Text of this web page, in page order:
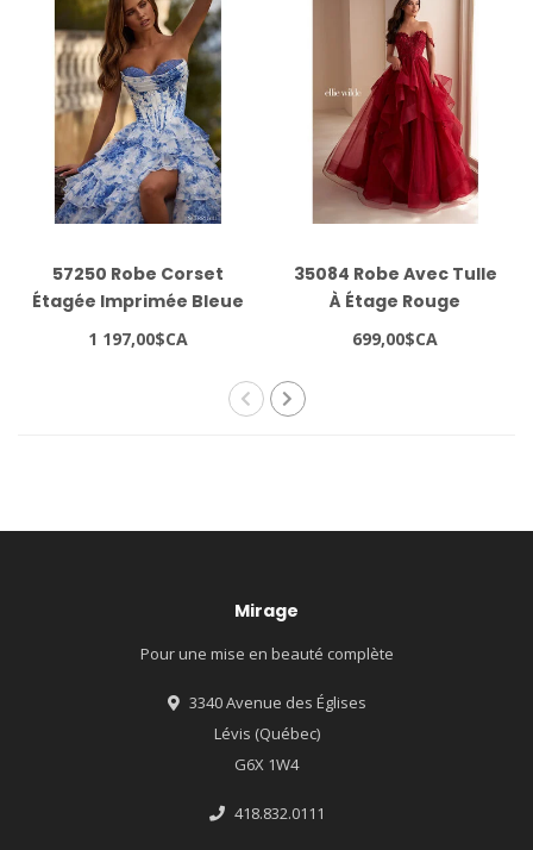
57250 Robe Corset
Étagée Imprimée Bleue
1 197,00$CA
35084 Robe Avec Tulle
À Étage Rouge
699,00$CA
Mirage
Pour une mise en beauté complète
3340 Avenue des Églises
Lévis (Québec)
G6X 1W4
418.832.0111